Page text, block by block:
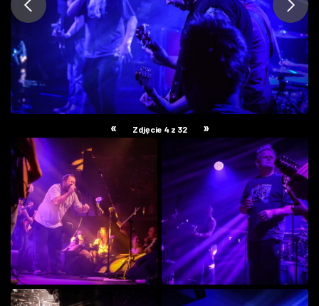
« Zdjęcie 4 z 32 »